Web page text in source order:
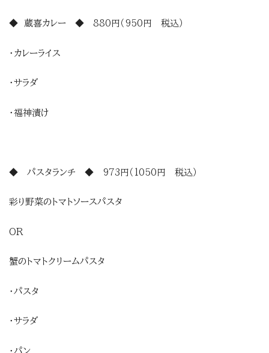
◆ 蔵喜カレー ◆ 880円（950円 税込）
・カレーライス
・サラダ
・福神漬け
◆ パスタランチ ◆ 973円（1050円 税込）
彩り野菜のトマトソースパスタ
OR
蟹のトマトクリームパスタ
・パスタ
・サラダ
・パン